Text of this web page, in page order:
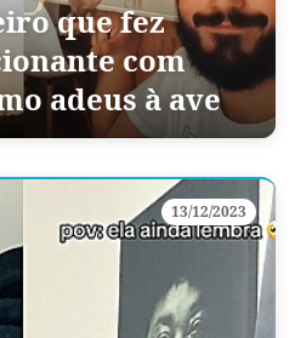
que fez
com
adeus à ave
13/12/2023